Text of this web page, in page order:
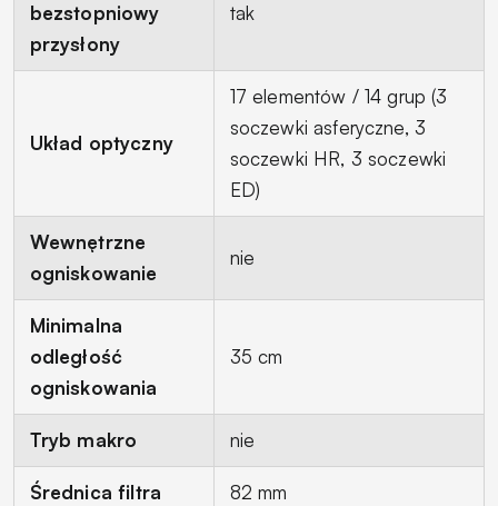
bezstopniowy
przysłony
tak
Układ optyczny
17 elementów / 14 grup (3
soczewki asferyczne, 3
soczewki HR, 3 soczewki
ED)
Wewnętrzne
ogniskowanie
nie
Minimalna
odległość
ogniskowania
35 cm
Tryb makro nie
Średnica filtra 82 mm